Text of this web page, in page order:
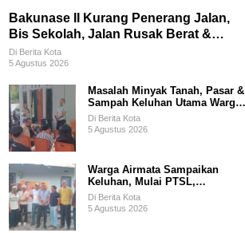
Bakunase II Kurang Penerang Jalan,
Bis Sekolah, Jalan Rusak Berat &
Susah Pupuk Subsidi
Di Berita Kota
5 Agustus 2026
Masalah Minyak Tanah, Pasar &
Sampah Keluhan Utama Warga
Airnona
Di Berita Kota
5 Agustus 2026
Warga Airmata Sampaikan
Keluhan, Mulai PTSL,
Ketersediaan Minyak Tanah &
Lahan Pemakaman
Di Berita Kota
5 Agustus 2026